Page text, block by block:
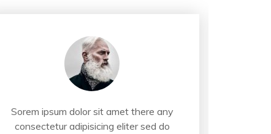
Sorem ipsum dolor sit amet there any
consectetur adipisicing eliter sed do